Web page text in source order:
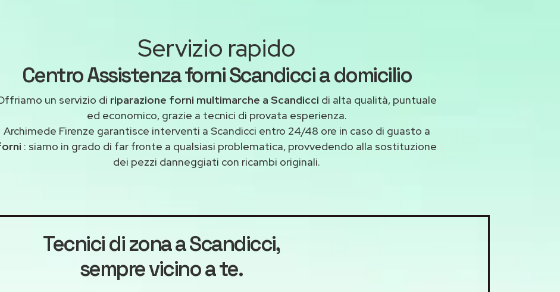
Servizio rapido
Centro Assistenza forni Scandicci a domicilio
un servizio di riparazione forni multimarche a Scandicci di alta qualità, puntuale
ed economico, grazie a tecnici di provata esperienza.
Archimede Firenze garantisce interventi a Scandicci entro 24/48 ore in caso di guasto a
: siamo in grado di far fronte a qualsiasi problematica, provvedendo alla sostituzione
dei pezzi danneggiati con ricambi originali.
Tecnici di zona a Scandicci,
sempre vicino a te.